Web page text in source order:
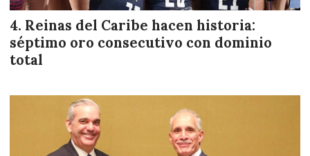
Reinas del Caribe hacen historia:
séptimo oro consecutivo con dominio
total